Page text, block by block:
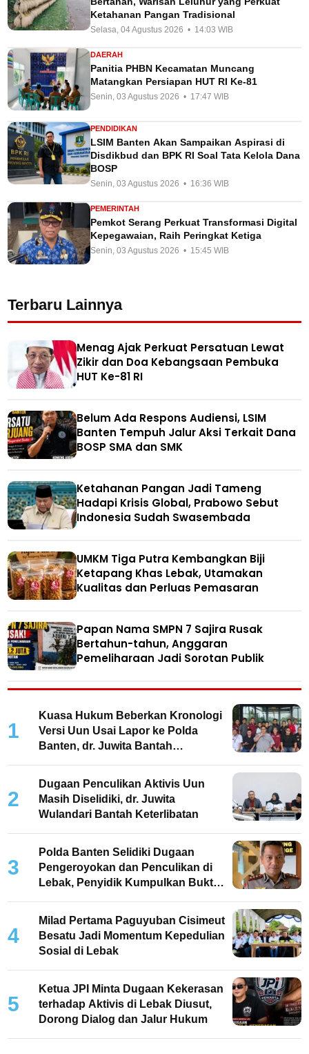
Ketahanan Pangan Tradisional
Selasa, 04 Agustus 2026 • 14:03 WIB
DAERAH
Panitia PHBN Kecamatan Muncang
Matangkan Persiapan HUT RI Ke-81
Senin, 03 Agustus 2026 • 17:47 WIB
PENDIDIKAN
LSIM Banten Akan Sampaikan Aspirasi di
Disdikbud dan BPK RI Soal Tata Kelola Dana
BOSP
Senin, 03 Agustus 2026 • 16:36 WIB
PEMERINTAH
Pemkot Serang Perkuat Transformasi Digital
Kepegawaian, Raih Peringkat Ketiga
Senin, 03 Agustus 2026 • 15:45 WIB
Terbaru Lainnya
Menag Ajak Perkuat Persatuan Lewat
Zikir dan Doa Kebangsaan Pembuka
HUT Ke-81 RI
Belum Ada Respons Audiensi, LSIM
Banten Tempuh Jalur Aksi Terkait Dana
BOSP SMA dan SMK
Ketahanan Pangan Jadi Tameng
Hadapi Krisis Global, Prabowo Sebut
Indonesia Sudah Swasembada
UMKM Tiga Putra Kembangkan Biji
Ketapang Khas Lebak, Utamakan
Kualitas dan Perluas Pemasaran
Papan Nama SMPN 7 Sajira Rusak
Bertahun-tahun, Anggaran
Pemeliharaan Jadi Sorotan Publik
1
Kuasa Hukum Beberkan Kronologi
Versi Uun Usai Lapor ke Polda
Banten, dr. Juwita Bantah
2
Dugaan Penculikan Aktivis Uun
Masih Diselidiki, dr. Juwita
Wulandari Bantah Keterlibatan
3
Polda Banten Selidiki Dugaan
Pengeroyokan dan Penculikan di
Lebak, Penyidik Kumpulkan Bukti
4
Milad Pertama Paguyuban Cisimeut
Besatu Jadi Momentum Kepedulian
Sosial di Lebak
5
Ketua JPI Minta Dugaan Kekerasan
terhadap Aktivis di Lebak Diusut,
Dorong Dialog dan Jalur Hukum